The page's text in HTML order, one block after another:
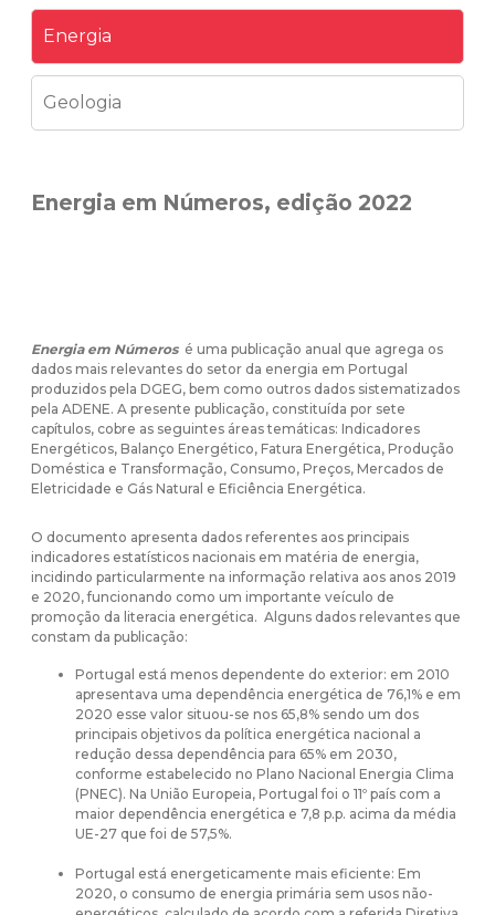
Energia
Geologia
Energia em Números, edição 2022
Energia em Números é uma publicação anual que agrega os
dados mais relevantes do setor da energia em Portugal
produzidos pela DGEG, bem como outros dados sistematizados
pela ADENE. A presente publicação, constituída por sete
capítulos, cobre as seguintes áreas temáticas: Indicadores
Energéticos, Balanço Energético, Fatura Energética, Produção
Doméstica e Transformação, Consumo, Preços, Mercados de
Eletricidade e Gás Natural e Eficiência Energética.
O documento apresenta dados referentes aos principais
indicadores estatísticos nacionais em matéria de energia,
incidindo particularmente na informação relativa aos anos 2019
e 2020, funcionando como um importante veículo de
promoção da literacia energética. Alguns dados relevantes que
constam da publicação:
Portugal está menos dependente do exterior: em 2010
apresentava uma dependência energética de 76,1% e em
2020 esse valor situou-se nos 65,8% sendo um dos
principais objetivos da política energética nacional a
redução dessa dependência para 65% em 2030,
conforme estabelecido no Plano Nacional Energia Clima
(PNEC). Na União Europeia, Portugal foi o 11º país com a
maior dependência energética e 7,8 p.p. acima da média
UE-27 que foi de 57,5%.
Portugal está energeticamente mais eficiente: Em
2020, o consumo de energia primária sem usos não-